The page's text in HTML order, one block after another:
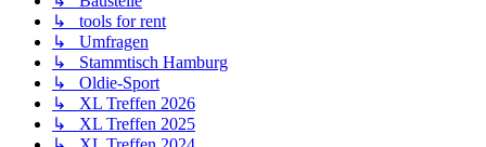
↳ tools for rent
↳ Umfragen
↳ Stammtisch Hamburg
↳ Oldie-Sport
↳ XL Treffen 2026
↳ XL Treffen 2025